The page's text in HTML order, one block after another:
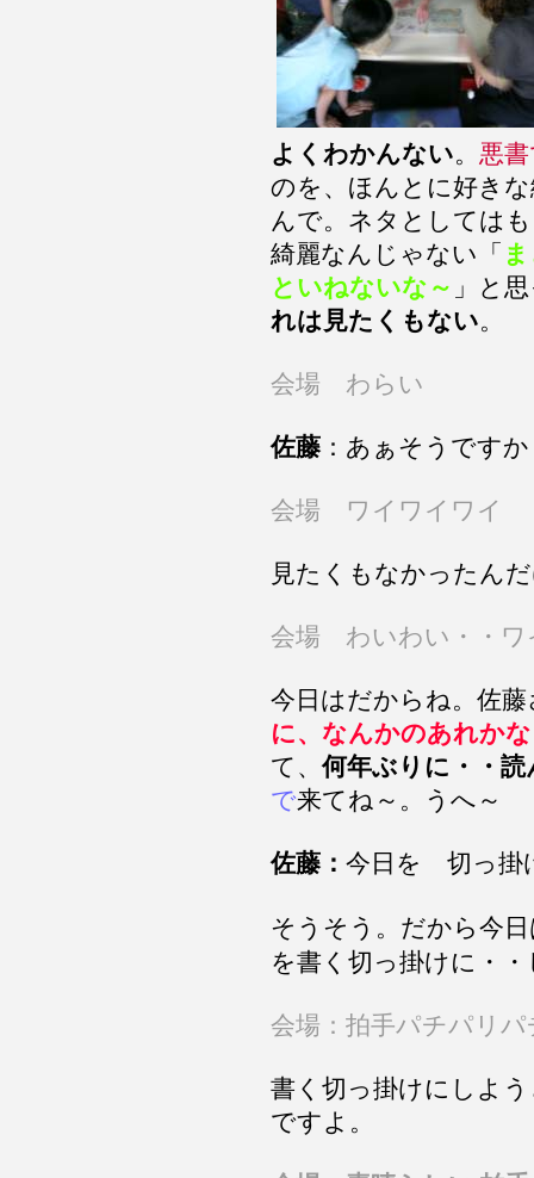
よくわかんない。 悪
のを、ほんとに好き
んで。ネタとしては
綺麗なんじゃない「
といねないな～ 」と
れは見たくもない。
会場 わらい
佐藤 ：あぁそうです
会場 ワイワイワイ
見たくもなかったん
会場 わいわい・・ワ
今日はだからね。佐
に、なんかのあれか
て、何年ぶりに・・読
で来てね～。うへ～
佐藤： 今日を 切っ掛
そうそう。だから今
を書く切っ掛けに・
会場：拍手パチパリパ
書く切っ掛けにしよ
ですよ。